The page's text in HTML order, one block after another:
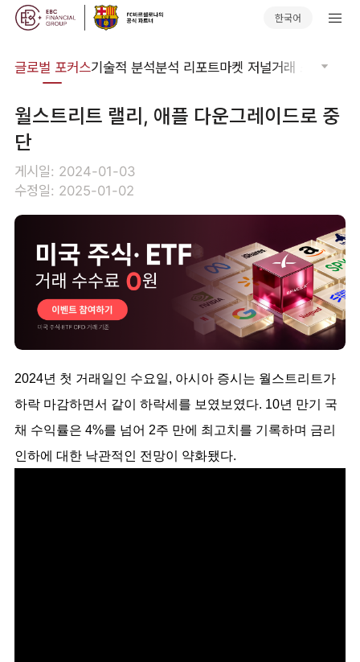
한국어
글로벌 포커스기술적 분석분석 리포트마켓 저널거래 소프트웨어
월스트리트 랠리, 애플 다운그레이드로 중
단
게시일: 2024-01-03
수정일: 2025-01-02
2024년 첫 거래일인 수요일, 아시아 증시는 월스트리트가
하락 마감하면서 같이 하락세를 보였보였다. 10년 만기 국
채 수익률은 4%를 넘어 2주 만에 최고치를 기록하며 금리
인하에 대한 낙관적인 전망이 약화됐다.